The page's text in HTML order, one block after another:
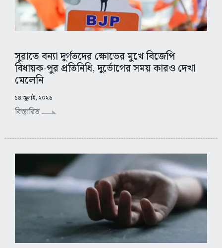
সুরাতে বন্যা দুর্গতদের ক্ষোভের মুখে বিজেপি
বিধায়ক-পুর প্রতিনিধি, দুর্ভোগের সময় কারও দেখা
মেলেনি
১৪ জুলাই, ২০২৬
বিস্তারিত